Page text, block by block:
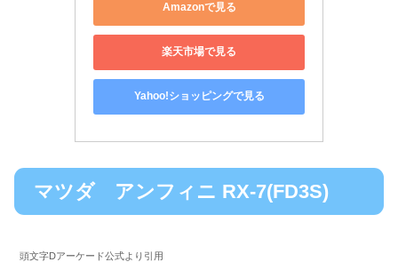
Amazonで見る
楽天市場で見る
Yahoo!ショッピングで見る
マツダ アンフィニ RX-7(FD3S)
頭文字Dアーケード公式より引用